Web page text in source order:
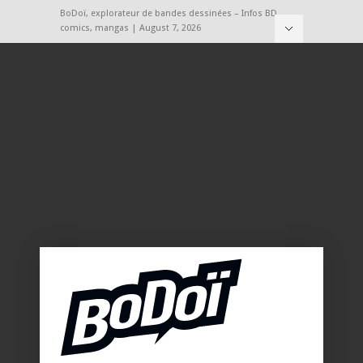
BoDoï, explorateur de bandes dessinées – Infos BD,
comics, mangas | August 7, 2026